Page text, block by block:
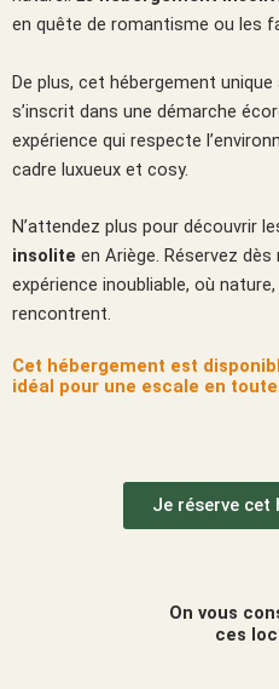
en quête de romantisme ou les
De plus, cet hébergement
s’inscrit dans une démarche
expérience qui respecte
cadre luxueux et cosy.
N’attendez plus pour découvrir
insolite en Ariège. Réservez
expérience inoubliable, où
rencontrent.
Cet hébergement est
idéal pour une escale en
Je réserve cet
On vous
ces